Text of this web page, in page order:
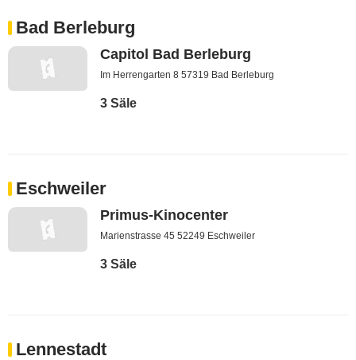
Bad Berleburg
Capitol Bad Berleburg
Im Herrengarten 8 57319 Bad Berleburg
3 Säle
Eschweiler
Primus-Kinocenter
Marienstrasse 45 52249 Eschweiler
3 Säle
Lennestadt